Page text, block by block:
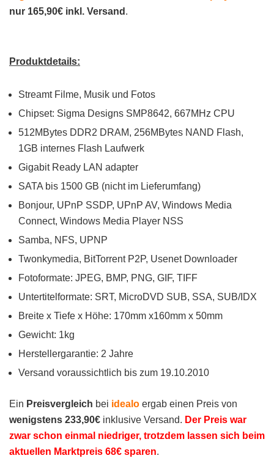
nur 165,90€ inkl. Versand .
Produktdetails:
Streamt Filme, Musik und Fotos
Chipset: Sigma Designs SMP8642, 667MHz CPU
512MBytes DDR2 DRAM, 256MBytes NAND Flash,
1GB internes Flash Laufwerk
Gigabit Ready LAN adapter
SATA bis 1500 GB (nicht im Lieferumfang)
Bonjour, UPnP SSDP, UPnP AV, Windows Media
Connect, Windows Media Player NSS
Samba, NFS, UPNP
Twonkymedia, BitTorrent P2P, Usenet Downloader
Fotoformate: JPEG, BMP, PNG, GIF, TIFF
Untertitelformate: SRT, MicroDVD SUB, SSA, SUB/IDX
Breite x Tiefe x Höhe: 170mm x160mm x 50mm
Gewicht: 1kg
Herstellergarantie: 2 Jahre
Versand voraussichtlich bis zum 19.10.2010
Ein Preisvergleich bei idealo ergab einen Preis von
wenigstens 233,90€ inklusive Versand. Der Preis war
zwar schon einmal niedriger, trotzdem lassen sich beim
aktuellen Marktpreis 68€ sparen.